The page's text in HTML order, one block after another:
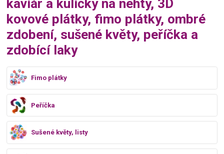
kaviár a kuličky na nehty, 3D
kovové plátky, fimo plátky, ombré
zdobení, sušené květy, peříčka a
zdobící laky
Fimo plátky
Peříčka
Sušené květy, listy